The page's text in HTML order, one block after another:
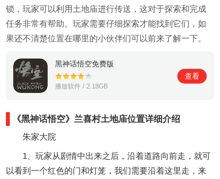
锁，玩家可以利用土地庙进行传送，这对于探索和完成
任务非常有帮助。玩家需要仔细探索才能找到它们‌，如
果还不清楚位置在哪里的小伙伴们可以前来了解一下。
黑神话悟空免费版
播放软件 / 2.18GB
查看
《黑神话悟空》兰喜村土地庙位置详细介绍
朱家大院
1、玩家从剧情中出来之后，沿着道路向前走，就可
以看到一个红色的门和灯笼，我们需要沿着这里走，来